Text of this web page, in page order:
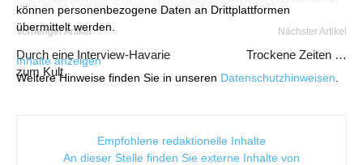
können personenbezogene Daten an Drittplattformen
übermittelt werden.
Inhalte anzeigen
Weitere Hinweise finden Sie in unseren Datenschutzhinweisen
Vorheriger Artikel
Durch eine Interview-Havarie
zum Kult
Nächster Artikel
Trockene Zeiten …
Empfohlene redaktionelle Inhalte
An dieser Stelle finden Sie externe Inhalte von